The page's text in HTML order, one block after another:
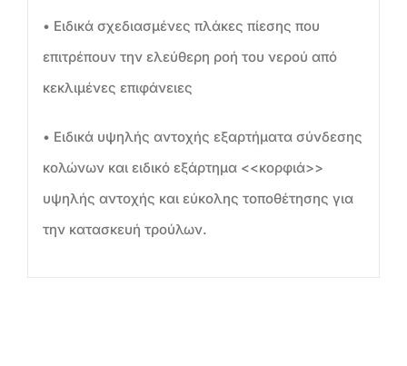
• Ειδικά σχεδιασμένες πλάκες πίεσης που
επιτρέπουν την ελεύθερη ροή του νερού από
κεκλιμένες επιφάνειες
• Ειδικά υψηλής αντοχής εξαρτήματα σύνδεσης
κολώνων και ειδικό εξάρτημα <<κορφιά>>
υψηλής αντοχής και εύκολης τοποθέτησης για
την κατασκευή τρούλων.